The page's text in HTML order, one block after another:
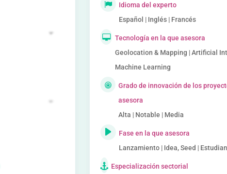
Idioma del experto
Español | Inglés | Francés
Tecnología en la que asesora
Geolocation & Mapping | Artificial
Machine Learning
Grado de innovación de los
asesora
Alta | Notable | Media
Fase en la que asesora
Lanzamiento | Idea, Seed |
Especialización sectorial